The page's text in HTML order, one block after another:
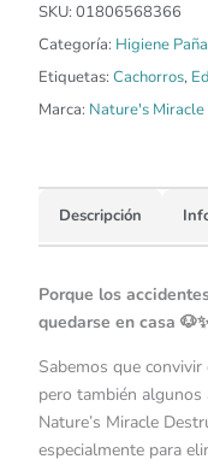
SKU: 01806568366
Categoría: Higiene
Etiquetas: Cachorros,
Marca: Nature's Miracle
Descripción
Porque los
quedarse en casa
Sabemos que
pero también algunos
Nature’s Miracle
especialmente para